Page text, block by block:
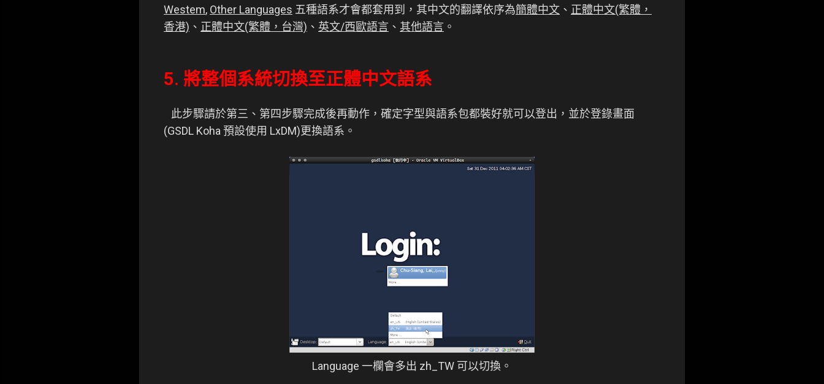
Westem, Other Languages 五種語系才會都套用到，其中文的翻譯依序為簡體中文 、 正體中文(繁體，
香港) 、 正體中文(繁體，台灣) 、 英文/西歐語言 、 其他語言 。
5. 將整個系統切換至正體中文語系
此步驟請於第三、第四步驟完成後再動作，確定字型與語系包都裝好就可以登出，並於登錄畫面
(GSDL Koha 預設使用 LxDM)更換語系。
Language 一欄會多出 zh_TW 可以切換。